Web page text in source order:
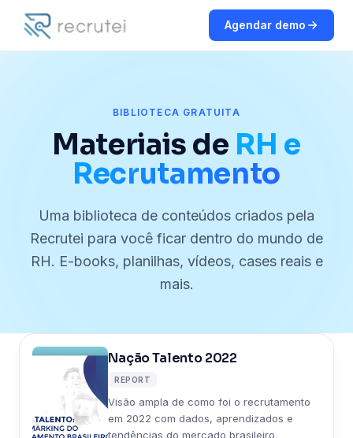
Agendar demo
BIBLIOTECA GRATUITA
Materiais de RH e
Recrutamento
Uma biblioteca de conteúdos criados pela
Recrutei para você ficar dentro do mundo de
RH. E-books, planilhas, vídeos, cases reais e
mais.
Nação Talento 2022
REPORT
Visão ampla de como foi o recrutamento
em 2022 com dados, aprendizados e
tendências do mercado brasileiro.